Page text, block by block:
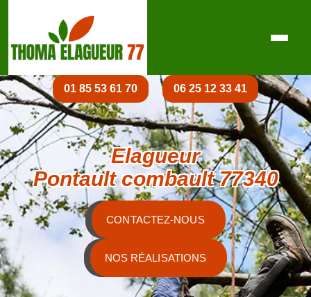
01 85 53 61 70 06 25 12 33 41
Elagueur
Pontault combault 77340
CONTACTEZ-NOUS
NOS RÉALISATIONS